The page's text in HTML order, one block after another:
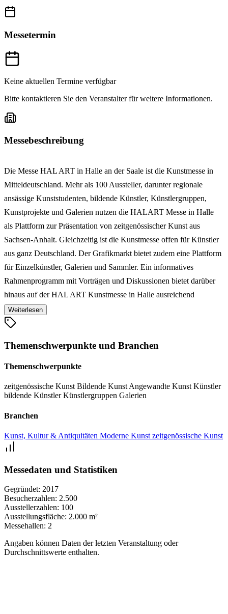
Messetermin
Keine aktuellen Termine verfügbar
Bitte kontaktieren Sie den Veranstalter für weitere Informationen.
Messebeschreibung
Die Messe HAL ART in Halle an der Saale ist die Kunstmesse in
Mitteldeutschland. Mehr als 100 Aussteller, darunter regionale
ansässige Kunststudenten, bildende Künstler, Künstlergruppen,
Kunstprojekte und Galerien nutzen die HALART Messe in Halle
als Plattform zur Präsentation von zeitgenössischer Kunst aus
Sachsen-Anhalt. Gleichzeitig ist die Kunstmesse offen für Künstler
aus ganz Deutschland. Der Grafikmarkt bietet zudem eine Plattform
für Einzelkünstler, Galerien und Sammler. Ein informatives
Rahmenprogramm mit Vorträgen und Diskussionen bietet darüber
hinaus auf der HAL ART Kunstmesse in Halle ausreichend
Gelegenheit zur Kommunikation zwischen Künstlern und
Besuchern und ergänzt das spannende Angebot der Verkaufs- und
Weiterlesen
Themenschwerpunkte und Branchen
Themenschwerpunkte
zeitgenössische Kunst Bildende Kunst Angewandte Kunst Künstler
bildende KünstlerKünstlergruppen Galerien
Branchen
Kunst, Kultur & Antiquitäten Moderne Kunst zeitgenössische Kunst
Messedaten und Statistiken
Gegründet: 2017
Besucherzahlen: 2.500
Ausstellerzahlen: 100
Ausstellungsfläche: 2.000 m²
Messehallen: 2
Angaben können Daten der letzten Veranstaltung oder
Durchschnittswerte enthalten.